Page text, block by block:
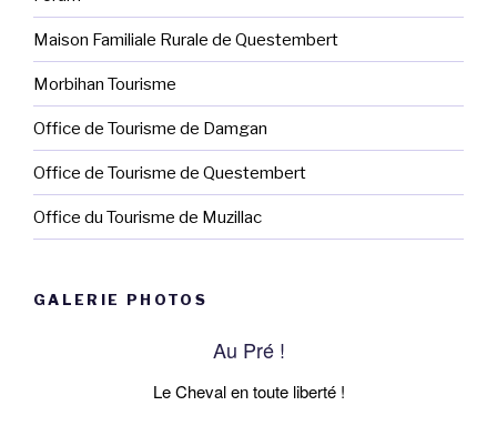
Maison Familiale Rurale de Questembert
Morbihan Tourisme
Office de Tourisme de Damgan
Office de Tourisme de Questembert
Office du Tourisme de Muzillac
GALERIE PHOTOS
Au Pré !
Le Cheval en toute liberté !